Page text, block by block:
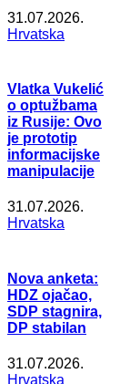
31.07.2026.
Hrvatska
Vlatka Vukelić
o optužbama
iz Rusije: Ovo
je prototip
informacijske
manipulacije
31.07.2026.
Hrvatska
Nova anketa:
HDZ ojačao,
SDP stagnira,
DP stabilan
31.07.2026.
Hrvatska